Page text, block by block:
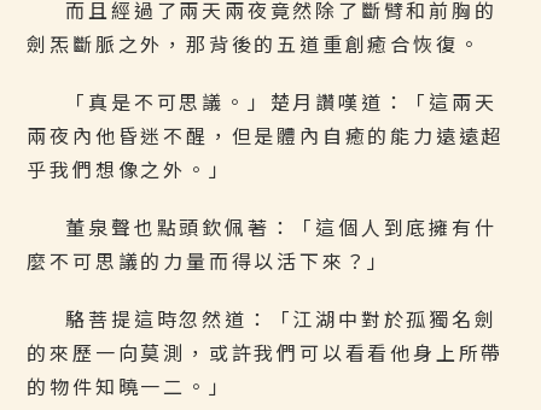
而且經過了兩天兩夜竟然除了斷臂和前胸的
劍炁斷脈之外，那背後的五道重創癒合恢復。
「真是不可思議。」楚月讚嘆道：「這兩天
兩夜內他昏迷不醒，但是體內自癒的能力遠遠超
乎我們想像之外。」
董泉聲也點頭欽佩著：「這個人到底擁有什
麼不可思議的力量而得以活下來？」
駱菩提這時忽然道：「江湖中對於孤獨名劍
的來歷一向莫測，或許我們可以看看他身上所帶
的物件知曉一二。」